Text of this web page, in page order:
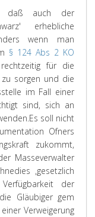
daß auch der
' erhebliche
wenn man
§ 124 Abs 2 KO
für die
sorgen und die
im Fall einer
sind, sich an
Es soll nicht
Ofners
zukommt,
Masseverwalter
,gesetzlich
der
Gläubiger gem
Verweigerung